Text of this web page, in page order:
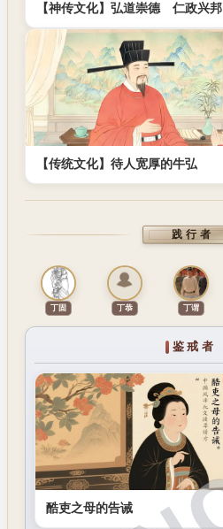
【神传文化】弘道崇德 仁政兴邦
【传统文化】待人宽厚的牛弘
践行者
丁固 丁恭 丁谓
鉴戒者
酷吏之母的告诫